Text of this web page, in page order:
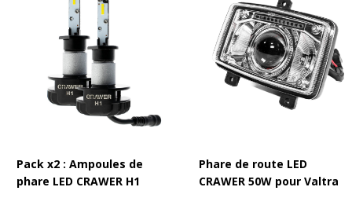
John Deere 7R 2014 à 2020)
John Deere 8R 2013 à 2020)
Ces lampes s’installent dans la
parmi les 6
phares intégrés au capot.
Générales
Pack x2 : Ampoules de
phare LED CRAWER H1
Phare de route LED
CRAWER 50W pour Valtra